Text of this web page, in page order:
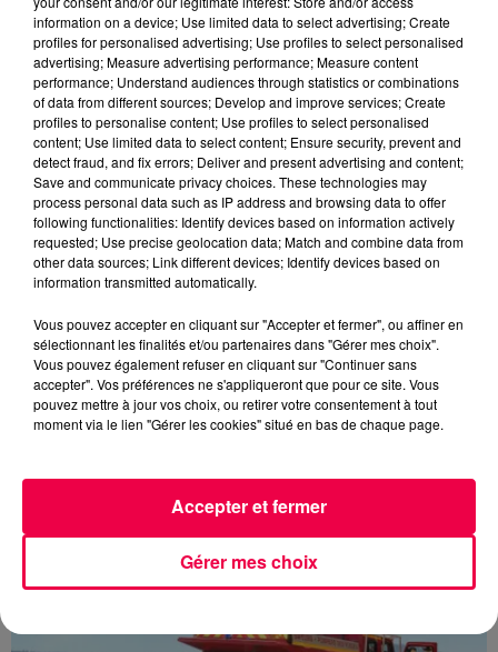
5 août 2026
excès de plomb
Du plomb a été détecté dans deux assiettes en
céramique vendues entre 2020 et 2022 par Linvosges.
information on a device; Use limited data to select advertising; Create
profiles for personalised advertising; Use profiles to select personalised
advertising; Measure advertising performance; Measure content
performance; Understand audiences through statistics or combinations
of data from different sources; Develop and improve services; Create
profiles to personalise content; Use profiles to select personalised
content; Use limited data to select content; Ensure security, prevent and
detect fraud, and fix errors; Deliver and present advertising and content;
Save and communicate privacy choices. These technologies may
process personal data such as IP address and browsing data to offer
following functionalities: Identify devices based on information actively
requested; Use precise geolocation data; Match and combine data from
other data sources; Link different devices; Identify devices based on
information transmitted automatically.
Vous pouvez accepter en cliquant sur "Accepter et fermer", ou affiner en
sélectionnant les finalités et/ou partenaires dans "Gérer mes choix".
Vous pouvez également refuser en cliquant sur "Continuer sans
accepter". Vos préférences ne s'appliqueront que pour ce site. Vous
pouvez mettre à jour vos choix, ou retirer votre consentement à tout
moment via le lien "Gérer les cookies" situé en bas de chaque page.
Gérer mes choix
Accepter et fermer